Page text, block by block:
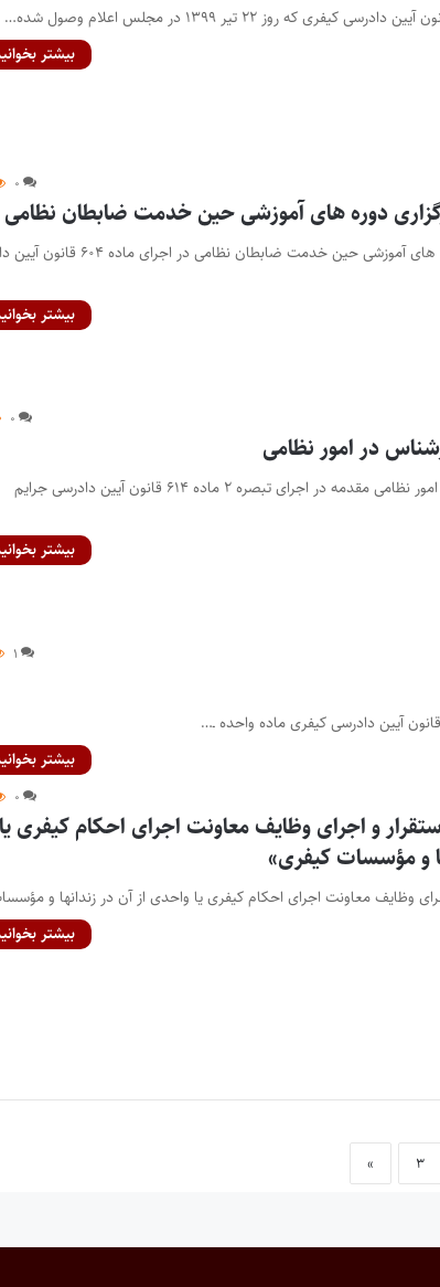
که روز ۲۲ تیر ۱۳۹۹ در مجلس اعلام وصول شده…
بیشتر
۰
دوره های آموزشی حین خدمت ضابطان نظامی
آیین نامه اجرایی نحوه برگزاری دوره های آموزشی حین خدمت ضابطان
بیشتر
۰
در امور نظامی
آیین نامه نحوه تعیین کارشناس در امور نظامی مقدمه در اجرای تبصره ۲ ماده ۶۱۴ قانون آیین دادرسی جرایم
بیشتر
۱
بیشتر
۰
و اجرای وظایف معاونت اجرای احکام کیفری یا
و مؤسسات کیفری»
وظایف معاونت اجرای احکام کیفری یا واحدی از آن در زندانها و
بیشتر
۳ »